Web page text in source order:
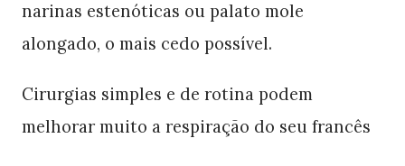
narinas estenóticas ou palato mole
alongado, o mais cedo possível.
Cirurgias simples e de rotina podem
melhorar muito a respiração do seu francês